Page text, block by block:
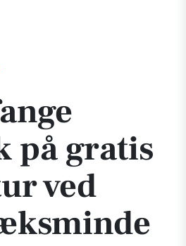
gratis familietur ved Karrebæksminde
på gratis
ved